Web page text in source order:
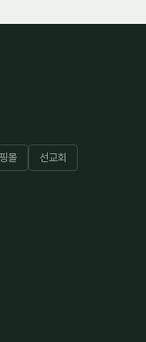
음과 같습니다.
파악
몰 선교회